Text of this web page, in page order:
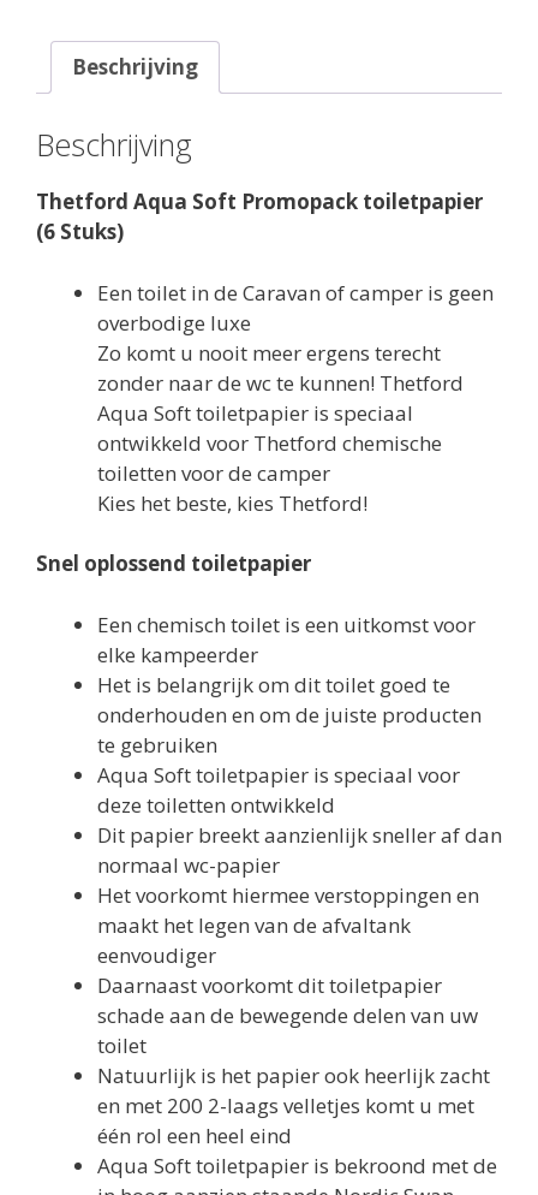
aantal
Beschrijving
Beschrijving
Thetford Aqua Soft Promopack toiletpapier
(6 Stuks)
Een toilet in de Caravan of camper is geen
overbodige luxe
Zo komt u nooit meer ergens terecht
zonder naar de wc te kunnen! Thetford
Aqua Soft toiletpapier is speciaal
ontwikkeld voor Thetford chemische
toiletten voor de camper
Kies het beste, kies Thetford!
Snel oplossend toiletpapier
Een chemisch toilet is een uitkomst voor
elke kampeerder
Het is belangrijk om dit toilet goed te
onderhouden en om de juiste producten
te gebruiken
Aqua Soft toiletpapier is speciaal voor
deze toiletten ontwikkeld
Dit papier breekt aanzienlijk sneller af dan
normaal wc-papier
Het voorkomt hiermee verstoppingen en
maakt het legen van de afvaltank
eenvoudiger
Daarnaast voorkomt dit toiletpapier
schade aan de bewegende delen van uw
toilet
Natuurlijk is het papier ook heerlijk zacht
en met 200 2-laags velletjes komt u met
één rol een heel eind
Aqua Soft toiletpapier is bekroond met de